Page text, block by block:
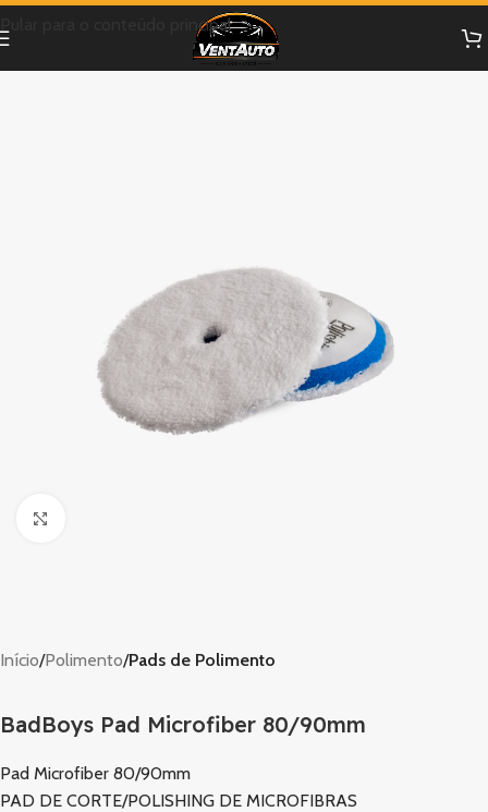
Pular para o conteúdo principal
Início Polimento Pads de Polimento
BadBoys Pad Microfiber 80/90mm
Pad Microfiber 80/90mm
PAD DE CORTE/POLISHING DE MICROFIBRAS